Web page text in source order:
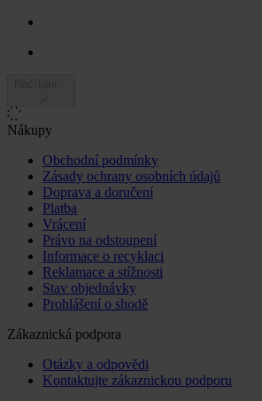
Nákupy
Obchodní podmínky
Zásady ochrany osobních údajů
Doprava a doručení
Platba
Vrácení
Právo na odstoupení
Informace o recyklaci
Reklamace a stížnosti
Stav objednávky
Prohlášení o shodě
Zákaznická podpora
Otázky a odpovědi
Kontaktujte zákaznickou podporu